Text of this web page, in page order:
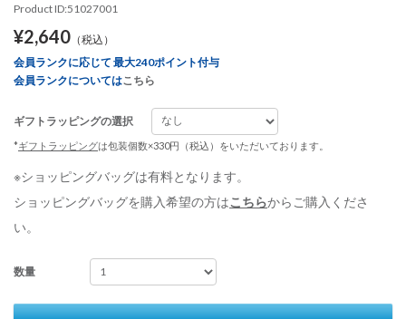
Product ID:51027001
¥2,640 （税込）
会員ランクに応じて 最大240ポイント付与
会員ランクについてはこちら
ギフトラッピングの選択
*ギフトラッピングは包装個数×330円（税込）をいただいております。
※ショッピングバッグは有料となります。
ショッピングバッグを購入希望の方はこちらからご購入くださ
い。
数量